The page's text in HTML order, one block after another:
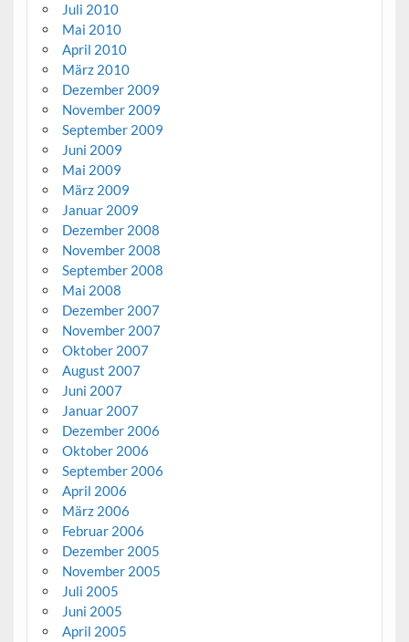
Juli 2010
Mai 2010
April 2010
März 2010
Dezember 2009
November 2009
September 2009
Juni 2009
Mai 2009
März 2009
Januar 2009
Dezember 2008
November 2008
September 2008
Mai 2008
Dezember 2007
November 2007
Oktober 2007
August 2007
Juni 2007
Januar 2007
Dezember 2006
Oktober 2006
September 2006
April 2006
März 2006
Februar 2006
Dezember 2005
November 2005
Juli 2005
Juni 2005
April 2005